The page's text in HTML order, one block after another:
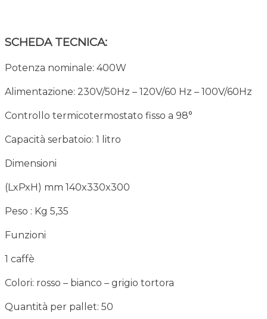
SCHEDA TECNICA:
Potenza nominale: 400W
Alimentazione: 230V/50Hz – 120V/60 Hz – 100V/60Hz
Controllo termicotermostato fisso a 98°
Capacità serbatoio: 1 litro
Dimensioni
(LxPxH) mm 140x330x300
Peso : Kg 5,35
Funzioni
1 caffè
Colori: rosso – bianco – grigio tortora
Quantità per pallet: 50